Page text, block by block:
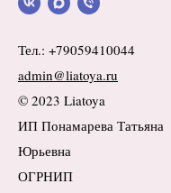
Тел.: +79059410044
admin@liatoya.ru
© 2023 Liatoya
ИП Понамарева Татьяна
Юрьевна
ОГРНИП